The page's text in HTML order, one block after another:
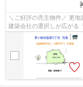
＼ご好評の売主物件／ 更
建築会社の選択しが広がる
の売地です♪ 近隣には商業